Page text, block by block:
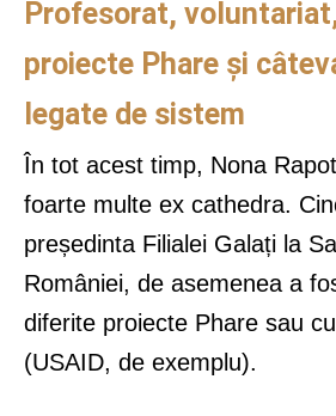
Profesorat,
proiecte Phare și
legate de sistem
În tot acest timp, Nona
foarte multe ex cathedra.
președinta Filialei Galați la
României, de asemenea a
diferite proiecte Phare sau
(USAID, de exemplu).